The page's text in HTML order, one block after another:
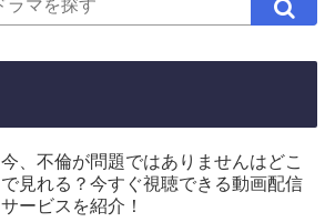
今、不倫が問題ではありませんはどこ
で見れる？今すぐ視聴できる動画配信
サービスを紹介！